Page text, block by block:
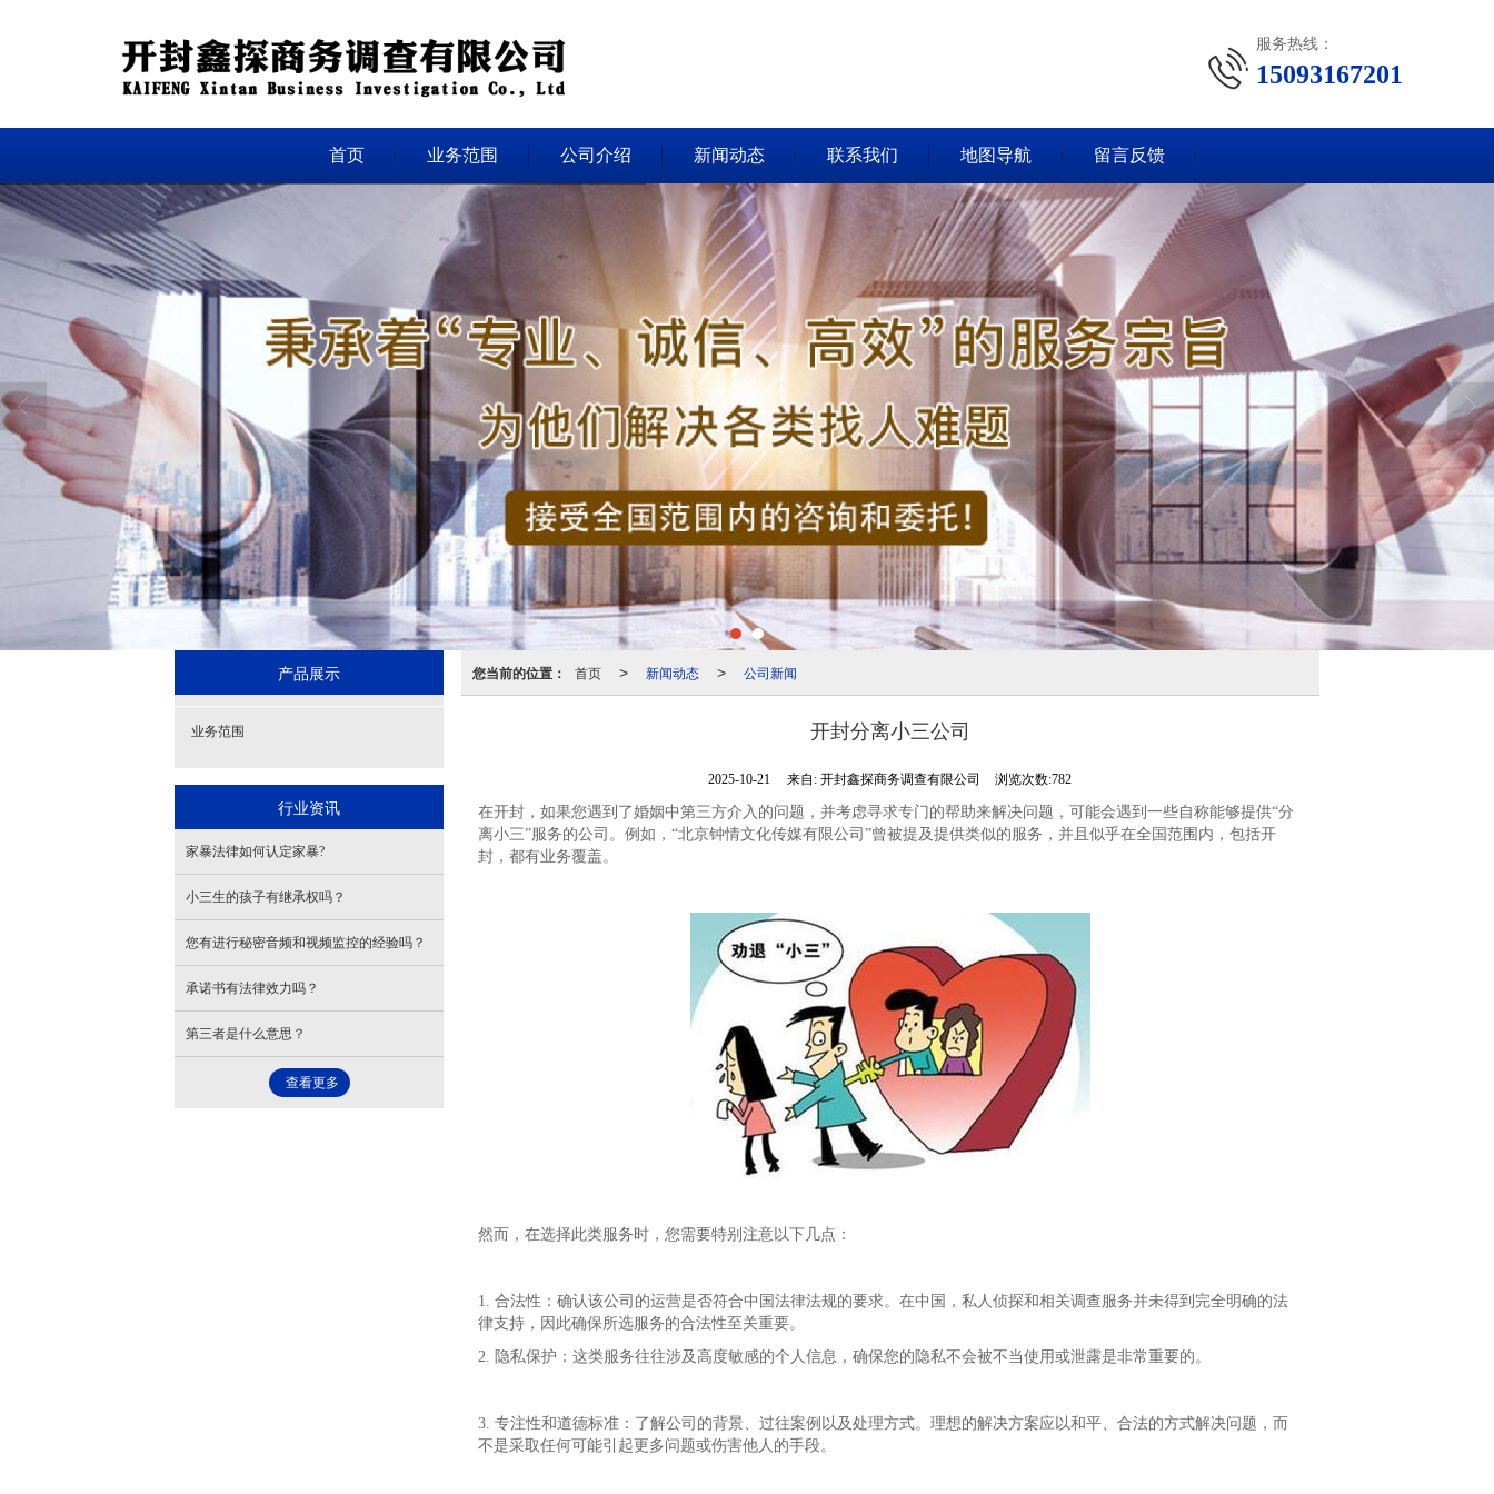
服务热线：
15093167201
首页 业务范围 公司介绍 新闻动态 联系我们 地图导航 留言反馈
您当前的位置： 首页 > 新闻动态 > 公司新闻
开封分离小三公司
2025-10-21 来自:开封鑫探商务调查有限公司 浏览次数:782
在开封，如果您遇到了婚姻中第三方介入的问题，并考虑寻求专门的帮助来解决问题，可能会遇到一些自称能够提供“分
离小三”服务的公司。例如，“北京钟情文化传媒有限公司”曾被提及提供类似的服务，并且似乎在全国范围内，包括开
封，都有业务覆盖。
然而，在选择此类服务时，您需要特别注意以下几点：
1. 合法性：确认该公司的运营是否符合中国法律法规的要求。在中国，私人侦探和相关调查服务并未得到完全明确的法
律支持，因此确保所选服务的合法性至关重要。
2. 隐私保护：这类服务往往涉及高度敏感的个人信息，确保您的隐私不会被不当使用或泄露是非常重要的。
3. 专注性和道德标准：了解公司的背景、过往案例以及处理方式。理想的解决方案应以和平、合法的方式解决问题，而
不是采取任何可能引起更多问题或伤害他人的手段。
产品展示
业务范围
行业资讯
家暴法律如何认定家暴?
小三生的孩子有继承权吗？
您有进行秘密音频和视频监控的经验吗？
承诺书有法律效力吗？
第三者是什么意思？
查看更多